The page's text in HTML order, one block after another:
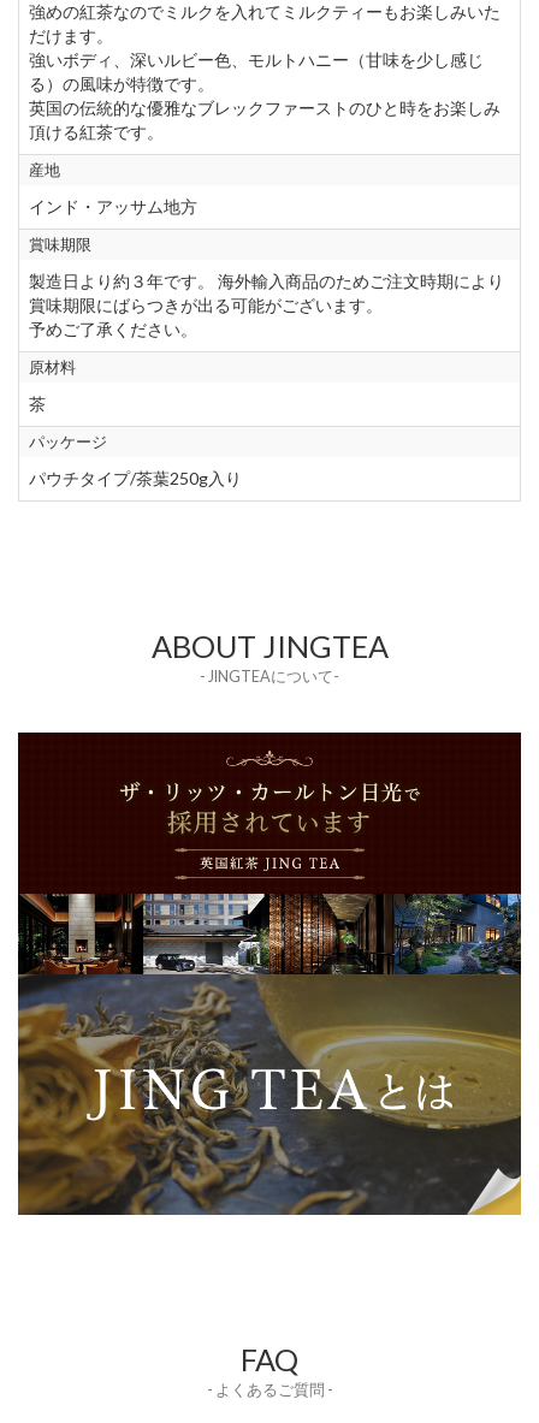
強めの紅茶なのでミルクを入れてミルクティーもお楽しみいた
だけます。
強いボディ、深いルビー色、モルトハニー（甘味を少し感じ
る）の風味が特徴です。
英国の伝統的な優雅なブレックファーストのひと時をお楽しみ
頂ける紅茶です。
産地
インド・アッサム地方
賞味期限
製造日より約３年です。 海外輸入商品のためご注文時期により
賞味期限にばらつきが出る可能がございます。
予めご了承ください。
原材料
茶
パッケージ
パウチタイプ/茶葉250g入り
ABOUT JINGTEA
- JINGTEAについて-
FAQ
- よくあるご質問 -